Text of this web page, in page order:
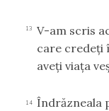
13 V-am scris
care credeţi
aveţi viaţa
14 Îndrăzneala